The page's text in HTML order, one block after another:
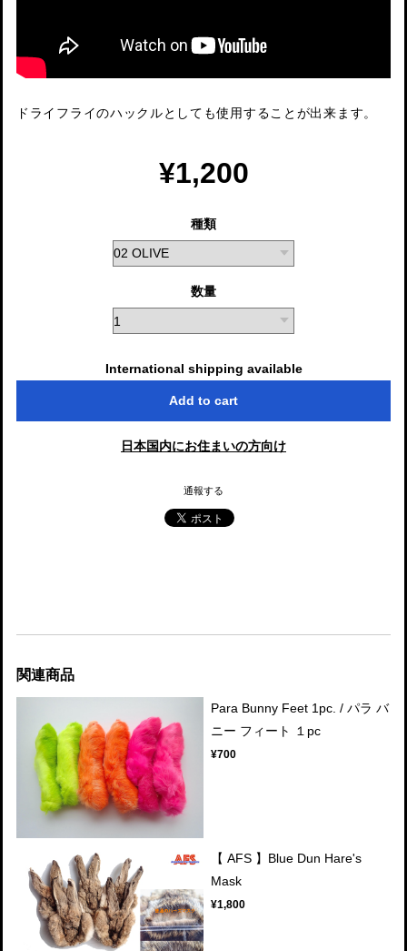
ドライフライのハックルとしても使用することが出来ます。
¥1,200
種類
数量
International shipping available
Add to cart
日本国内にお住まいの方向け
通報する
関連商品
Para Bunny Feet 1pc. / パラ バ
ニー フィート １pc
¥700
【 AFS 】Blue Dun Hare's
Mask
¥1,800